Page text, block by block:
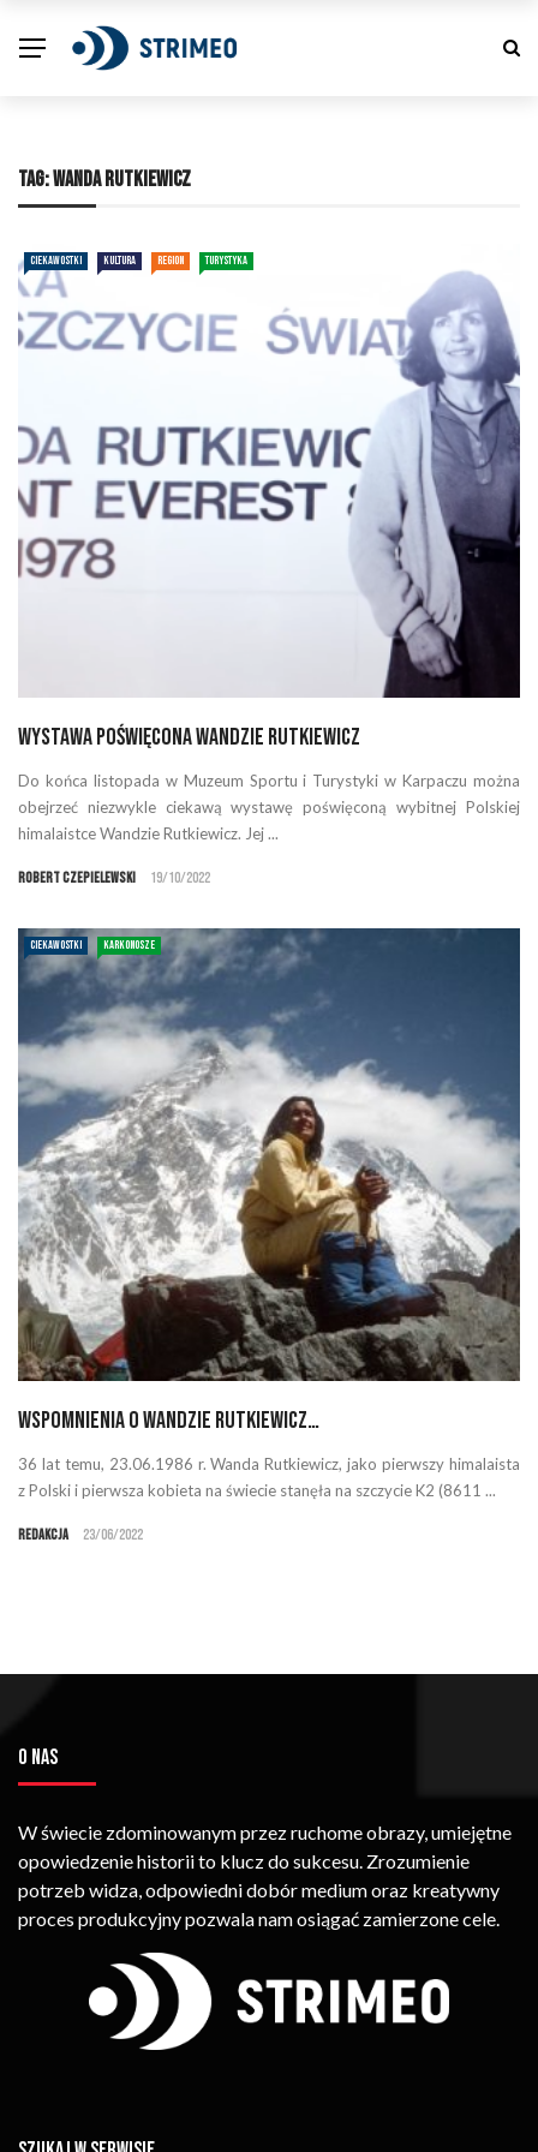
TAG:WANDA RUTKIEWICZ
CIEKAWOSTKI KULTURA REGION TURYSTYKA
Wystawa poświęcona Wandzie Rutkiewicz
Do końca listopada w Muzeum Sportu i Turystyki w Karpaczu można
obejrzeć niezwykle ciekawą wystawę poświęconą wybitnej Polskiej
himalaistce Wandzie Rutkiewicz. Jej ...
Robert Czepielewski 19/10/2022
CIEKAWOSTKI KARKONOSZE
Wspomnienia o Wandzie Rutkiewicz…
36 lat temu, 23.06.1986 r. Wanda Rutkiewicz, jako pierwszy himalaista
z Polski i pierwsza kobieta na świecie stanęła na szczycie K2 (8611 ...
Redakcja 23/06/2022
O NAS
W świecie zdominowanym przez ruchome obrazy, umiejętne
opowiedzenie historii to klucz do sukcesu. Zrozumienie
potrzeb widza, odpowiedni dobór medium oraz kreatywny
proces produkcyjny pozwala nam osiągać zamierzone cele.